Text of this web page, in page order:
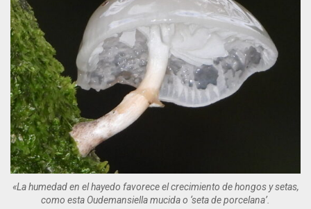
«La humedad en el hayedo favorece el crecimiento de hongos y setas,
como esta Oudemansiella mucida o ‘seta de porcelana’.